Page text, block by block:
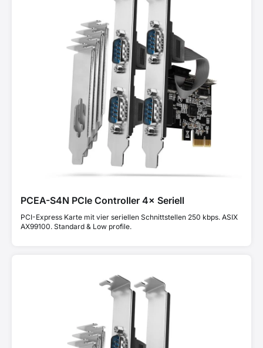
PCEA-S4N PCIe Controller 4× Seriell
PCI-Express Karte mit vier seriellen Schnittstellen 250 kbps. ASIX
AX99100. Standard & Low profile.